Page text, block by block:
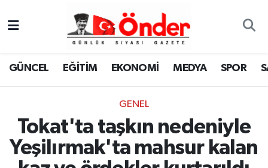
GÜNCEL EĞİTİM EKONOMİ MEDYA SPOR
GENEL
Tokat'ta taşkın nedeniyle
Yeşilırmak'ta mahsur kalan
GÜNCEL
MEDYA
Zonguldak Nöbetçi Eczaneler
Zonguldak Namaz Vakitleri
Zonguldak Trafik Yoğunluk Haritası